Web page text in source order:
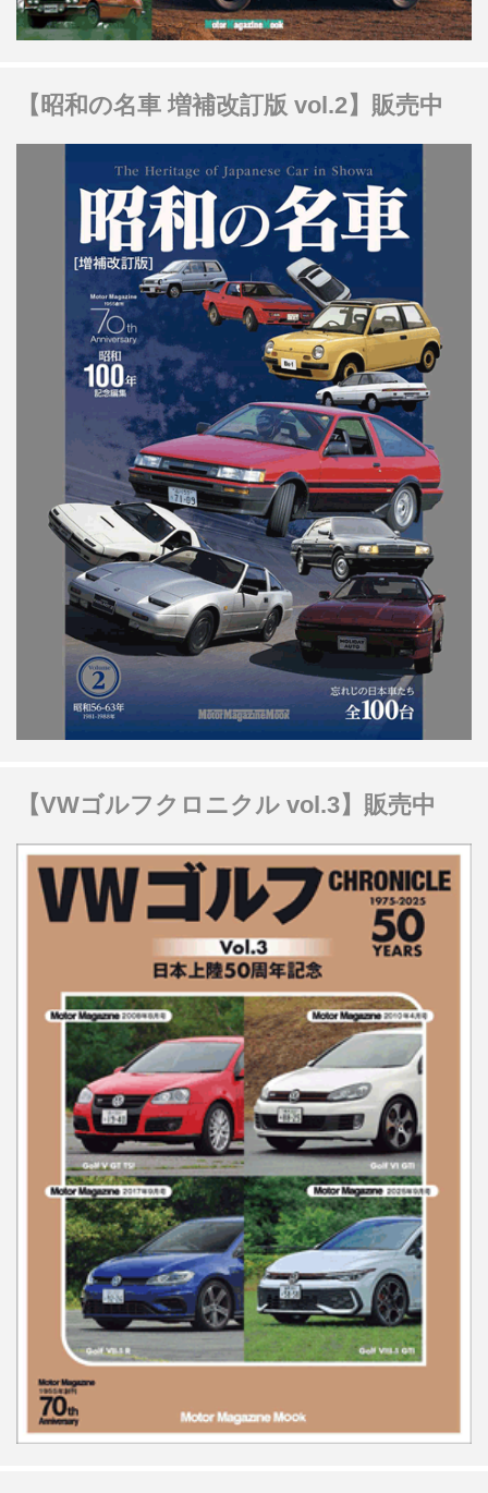
【昭和の名車 増補改訂版 vol.2】販売中
【VWゴルフクロニクル vol.3】販売中